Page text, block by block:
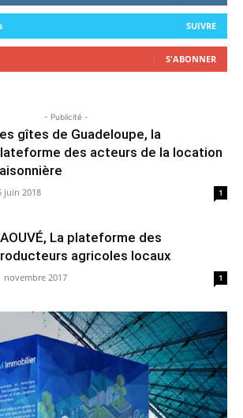
SUIVRE
S'ABONNER
- Publicité -
gîtes de Guadeloupe, la
des acteurs de la location
juin 2018 1
La plateforme des
agricoles locaux
novembre 2017 1